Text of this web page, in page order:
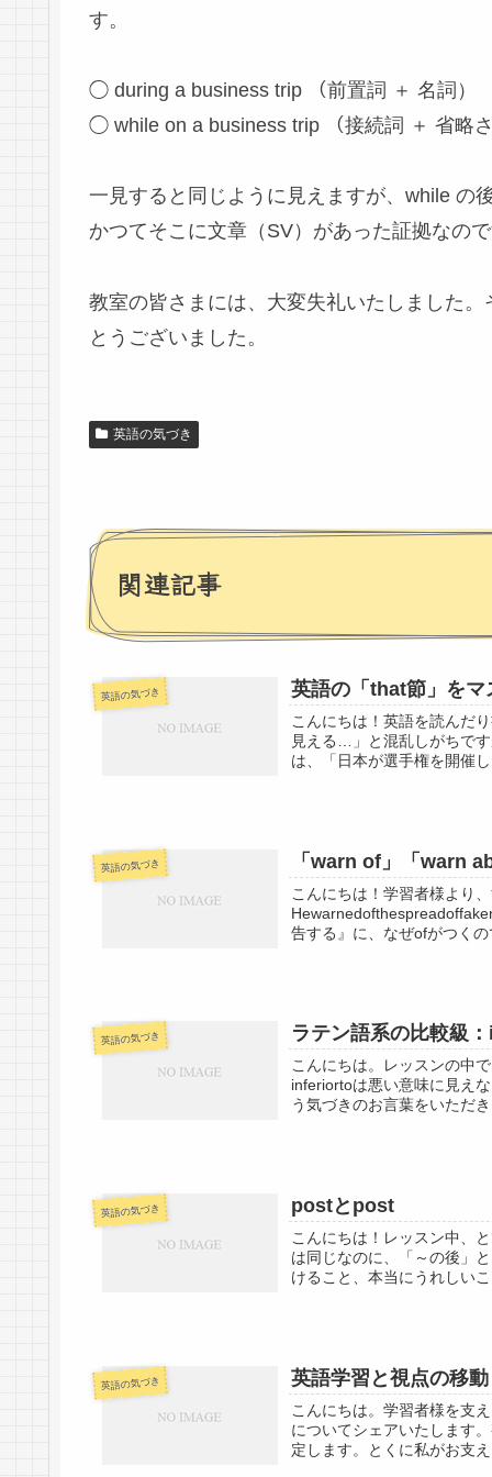
す。
◯ during a business trip （前置詞 ＋ 名詞）
◯ while on a business trip （接続詞 ＋ 省略
一見すると同じように見えますが、while の
かつてそこに文章（SV）があった証拠なの
教室の皆さまには、大変失礼いたしました
とうございました。
英語の気づき
関連記事
英語の気づき 英語の「that節」をマ
こんにちは！英語を読んだ
見える…」と混乱しがちで
は、「日本が選手権を開催
英語の気づき 「warn of」「warn
こんにちは！学習者様より
告する』に、なぜofがつく
英語の気づき ラテン語系の比較級
こんにちは。レッスンの中
inferiortoは悪い意味に見え
う気づきのお言葉をいただ
英語の気づき postとpost
こんにちは！レッスン中、
は同じなのに、「～の後」
けること、本当にうれしい
英語の気づき 英語学習と視点の移動
こんにちは。学習者様を支
についてシェアいたします
定します。とくに私がお支